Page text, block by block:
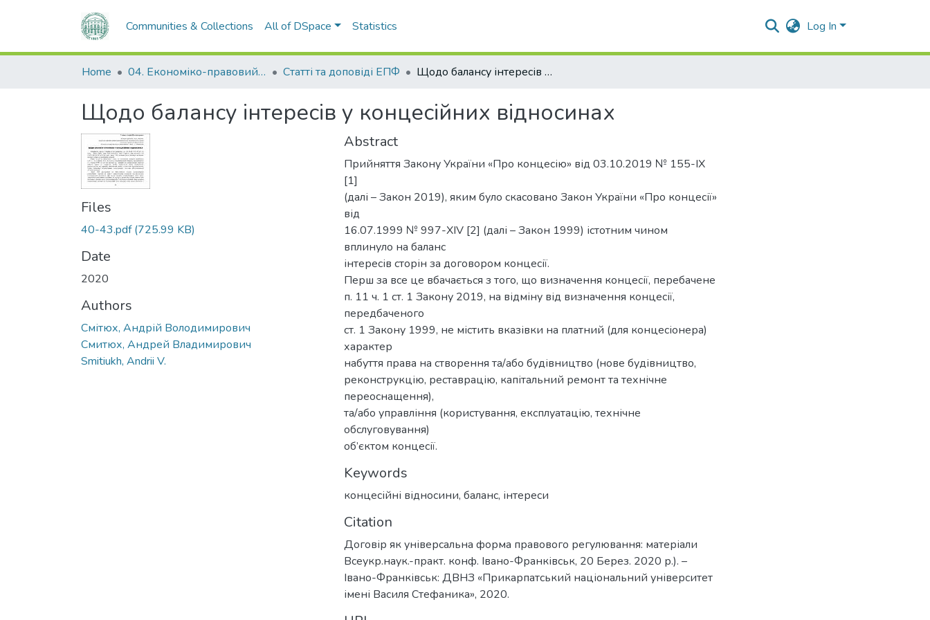
Communities & Collections All of DSpace Statistics Log In
Home 04. Економіко-правовий факультет Статті та доповіді ЕПФ Щодо балансу інтересів у концесійних відносинах
Щодо балансу інтересів у концесійних відносинах
Files
40-43.pdf(725.99 KB)
Date
2020
Authors
Смітюх, Андрій Володимирович
Смитюх, Андрей Владимирович
Smitiukh, Andrii V.
Abstract
Прийняття Закону України «Про концесію» від 03.10.2019 № 155-IX
[1]
(далі – Закон 2019), яким було скасовано Закон України «Про концесії»
від
16.07.1999 № 997-XIV [2] (далі – Закон 1999) істотним чином
вплинуло на баланс
інтересів сторін за договором концесії.
Перш за все це вбачається з того, що визначення концесії, перебачене
п. 11 ч. 1 ст. 1 Закону 2019, на відміну від визначення концесії,
передбаченого
ст. 1 Закону 1999, не містить вказівки на платний (для концесіонера)
характер
набуття права на створення та/або будівництво (нове будівництво,
реконструкцію, реставрацію, капітальний ремонт та технічне
переоснащення),
та/або управління (користування, експлуатацію, технічне
обслуговування)
об’єктом концесії.
Keywords
концесійні відносини, баланс, інтереси
Citation
Договір як універсальна форма правового регулювання: матеріали
Всеукр.наук.-практ. конф. Івано-Франківськ, 20 Берез. 2020 р.). –
Івано-Франківськ: ДВНЗ «Прикарпатський національний університет
імені Василя Стефаника», 2020.